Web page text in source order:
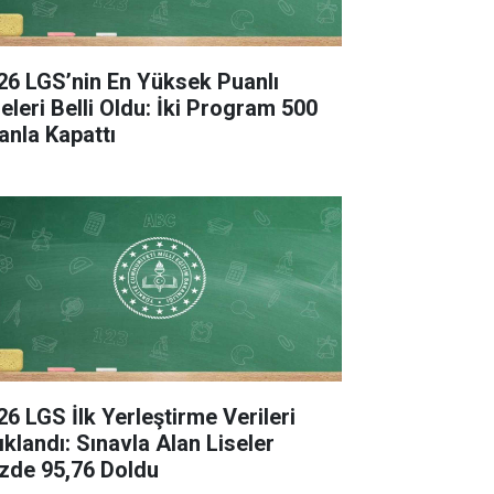
LGS’nin En Yüksek Puanlı
Belli Oldu: İki Program 500
Kapattı
LGS İlk Yerleştirme Verileri
Sınavla Alan Liseler
95,76 Doldu